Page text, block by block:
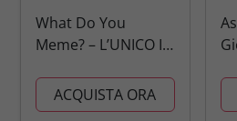
What Do You
Meme? – L’UNICO IN
ACQUISTA ORA